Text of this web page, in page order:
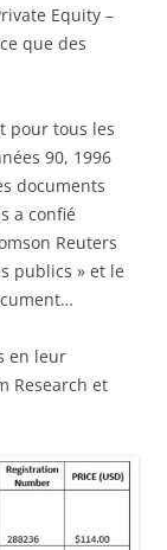
Equity –
que des
pour tous les
90, 1996
documents
a confié
Reuters
publics » et le
en leur
Research et